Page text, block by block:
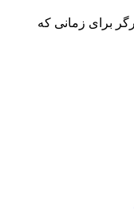
برای زمانی که